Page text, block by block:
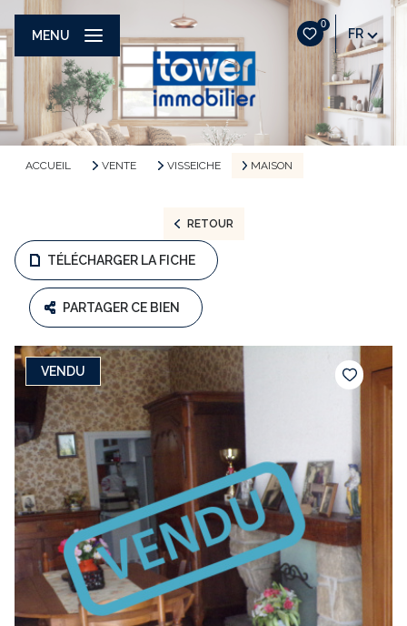
0
FR
MENU
ACCUEIL VENTE VISSEICHE MAISON
RETOUR
TÉLÉCHARGER LA FICHE
PARTAGER CE BIEN
VENDU